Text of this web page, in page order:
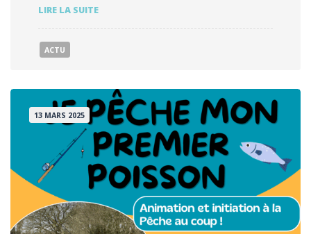
LIRE LA SUITESTAGE
2025
ACTU
13 MARS 2025